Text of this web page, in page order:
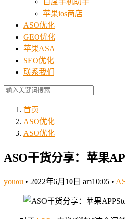
百度手机助手
苹果ios商店
ASO优化
GEO优化
苹果ASA
SEO优化
联系我们
首页
ASO优化
ASO优化
ASO干货分享：苹果
youou • 2022年6月10日 am10:05 •